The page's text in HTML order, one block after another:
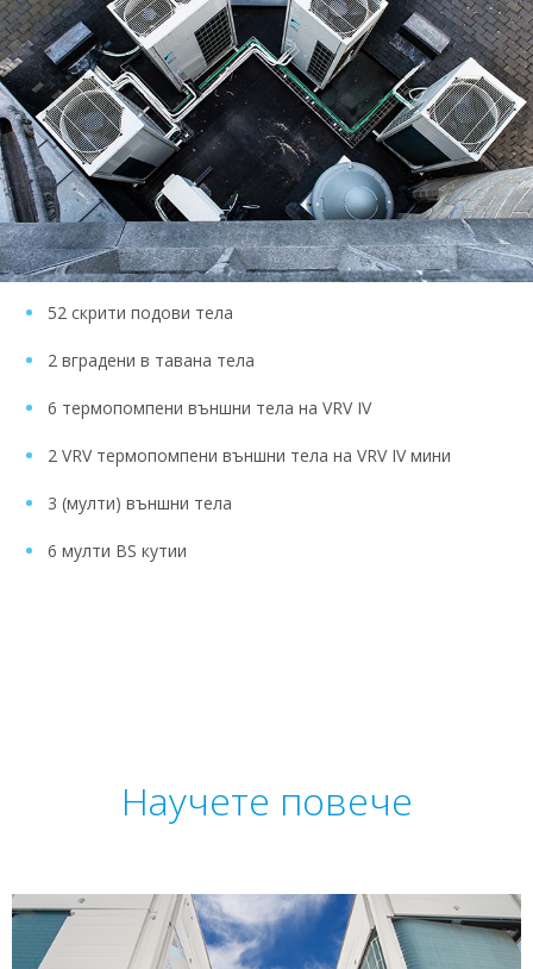
52 скрити подови тела
2 вградени в тавана тела
6 термопомпени външни тела на VRV IV
2 VRV термопомпени външни тела на VRV IV мини
3 (мулти) външни тела
6 мулти BS кутии
Научете повече